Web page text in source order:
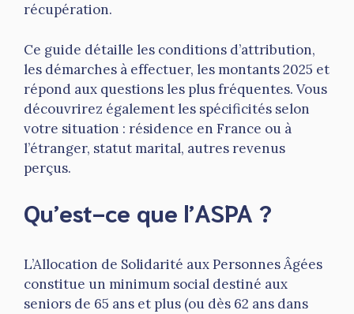
récupération.
Ce guide détaille les conditions d’attribution,
les démarches à effectuer, les montants 2025 et
répond aux questions les plus fréquentes. Vous
découvrirez également les spécificités selon
votre situation : résidence en France ou à
l’étranger, statut marital, autres revenus
perçus.
Qu’est-ce que l’ASPA ?
L’Allocation de Solidarité aux Personnes Âgées
constitue un minimum social destiné aux
seniors de 65 ans et plus (ou dès 62 ans dans